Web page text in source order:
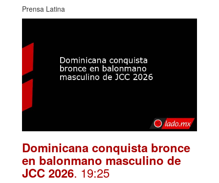
Prensa Latina
Dominicana conquista bronce
en balonmano masculino de
JCC 2026. 19:25